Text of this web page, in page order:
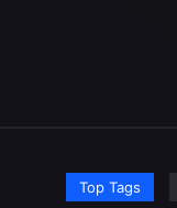
Top Tags